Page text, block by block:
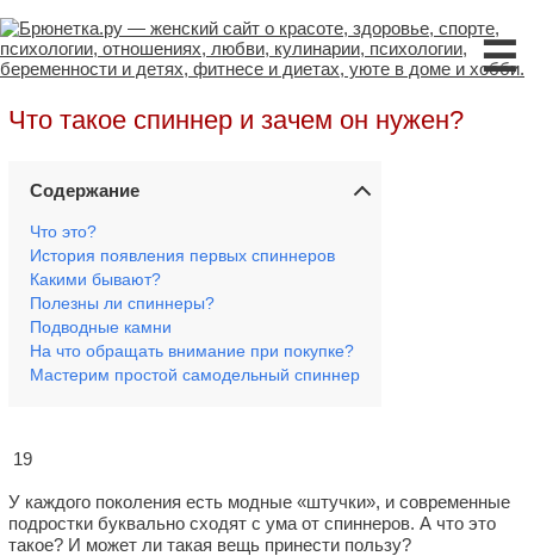
☰
Что такое спиннер и зачем он нужен?
Содержание
Что это?
История появления первых спиннеров
Какими бывают?
Полезны ли спиннеры?
Подводные камни
На что обращать внимание при покупке?
Мастерим простой самодельный спиннер
19
У каждого поколения есть модные «штучки», и современные
подростки буквально сходят с ума от спиннеров. А что это
такое? И может ли такая вещь принести пользу?